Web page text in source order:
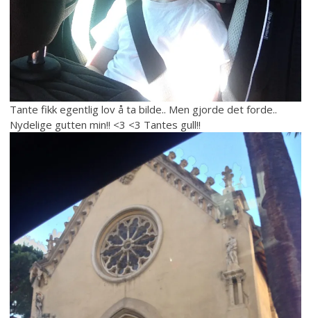
Tante fikk egentlig lov å ta bilde.. Men gjorde det forde..
Nydelige gutten min!! <3 <3 Tantes gull!!